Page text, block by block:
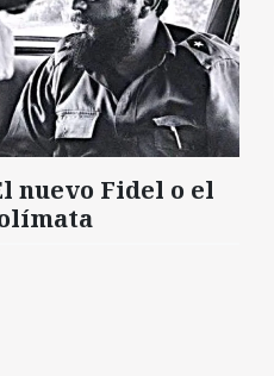
nuevo Fidel o el